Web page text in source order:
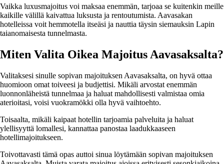
Vaikka luxusmajoitus voi maksaa enemmän, tarjoaa se kuitenkin meille
kaikille välillä kaivattua luksusta ja rentoutumista. Aavasakan
hotelleissa voit hemmotella itseäsi ja nauttia täysin siemauksin Lapin
taianomaisesta tunnelmasta.
Miten Valita Oikea Majoitus Aavasaksalta?
Valitaksesi sinulle sopivan majoituksen Aavasaksalta, on hyvä ottaa
huomioon omat toiveesi ja budjettisi. Mikäli arvostat enemmän
luonnonläheistä tunnelmaa ja haluat mahdollisesti valmistaa omia
aterioitasi, voisi vuokramökki olla hyvä vaihtoehto.
Toisaalta, mikäli kaipaat hotellin tarjoamia palveluita ja haluat
ylellisyyttä lomallesi, kannattaa panostaa laadukkaaseen
hotellimajoitukseen.
Toivottavasti tämä opas auttoi sinua löytämään sopivan majoituksen